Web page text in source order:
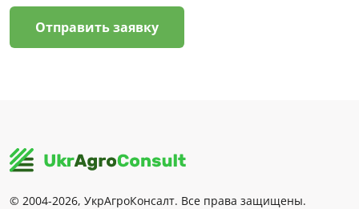
Отправить заявку
© 2004-2026, УкрАгроКонсалт. Все права защищены.